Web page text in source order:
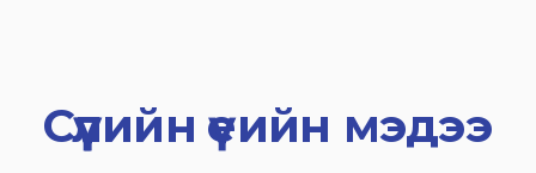
Сүүлийн үеийн мэдээ